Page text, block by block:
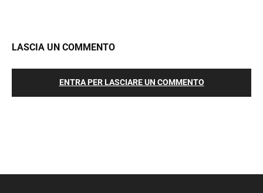
LASCIA UN COMMENTO
ENTRA PER LASCIARE UN COMMENTO